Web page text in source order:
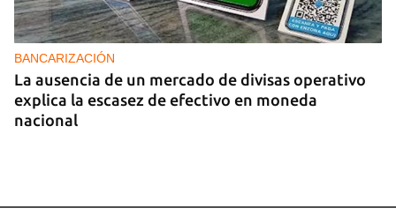
BANCARIZACIÓN
La ausencia de un mercado de divisas operativo
explica la escasez de efectivo en moneda
nacional